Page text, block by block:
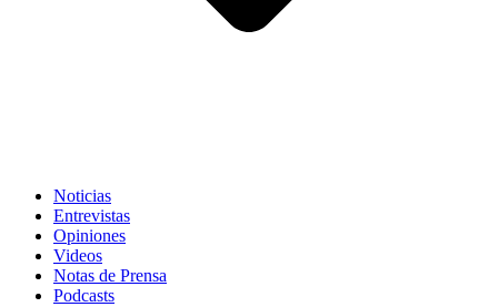
Noticias
Entrevistas
Opiniones
Videos
Notas de Prensa
Podcasts